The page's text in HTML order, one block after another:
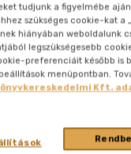
tudjunk a figyelmébe
szükséges cookie-kat a
hiányában weboldalunk
legszükségesebb
preferenciáit később is
menüpontban.
Kft.